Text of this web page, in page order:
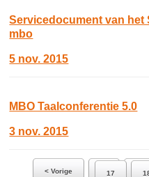
Servicedocument van het
mbo
5 nov. 2015
MBO Taalconferentie 5.0
3 nov. 2015
< Vorige
11 12
17